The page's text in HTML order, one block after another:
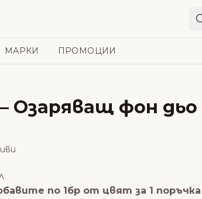
МАРКИ ПРОМОЦИИ
Озаряващ фон
по 1бр от цвят за 1 поръчка